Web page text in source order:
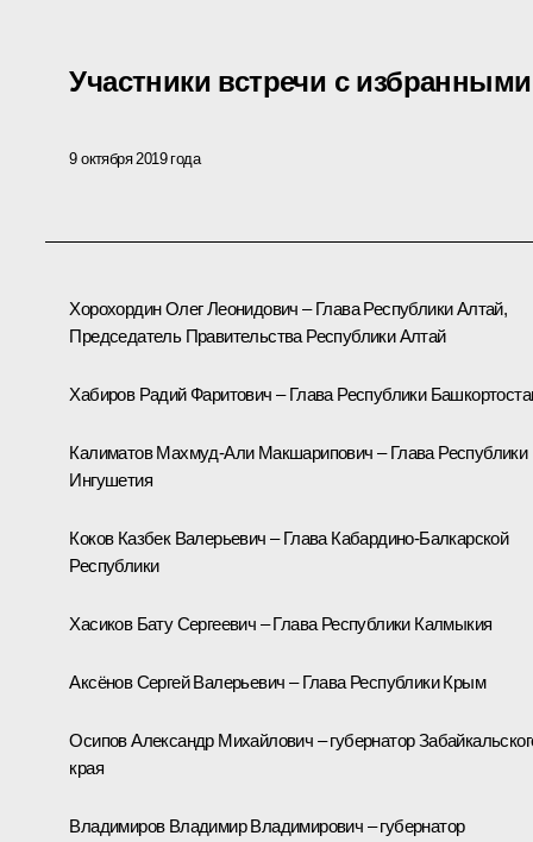
Участники встречи с
9 октября 2019 года
Хорохордин Олег Леонидович – Глава Республики Алтай,
Председатель Правительства Республики Алтай
Хабиров Радий Фаритович – Глава Республики
Калиматов Махмуд-Али Макшарипович – Глава Республики
Ингушетия
Коков Казбек Валерьевич – Глава Кабардино-Балкарской
Республики
Хасиков Бату Сергеевич – Глава Республики Калмыкия
Аксёнов Сергей Валерьевич – Глава Республики Крым
Осипов Александр Михайлович – губернатор
края
Владимиров Владимир Владимирович – губернатор